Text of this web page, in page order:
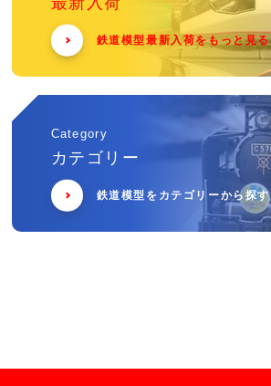
鉄道模型最新入荷をもっと見る
Category
カテゴリー
鉄道模型をカテゴリーから探す